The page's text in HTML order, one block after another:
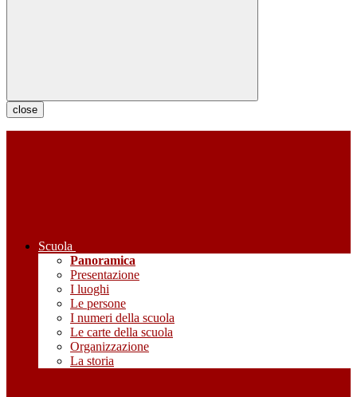
close
Scuola
Panoramica
Presentazione
I luoghi
Le persone
I numeri della scuola
Le carte della scuola
Organizzazione
La storia